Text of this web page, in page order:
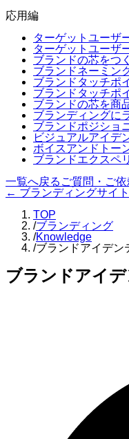
応用編
ターゲットユーザ
ターゲットユーザ
ブランドの芯をつ
ブランドネーミン
ブランドタッチポ
ブランドタッチポ
ブランドの芯を商
ブランディングに
ブランドポジショ
ビジュアルアイデ
ボイスアンドトー
ブランドエクスペ
一覧へ戻る ご質問・ご
← ブランディングサイ
TOP
/ブランディング
/Knowledge
/ブランドアイデン
ブランドアイ